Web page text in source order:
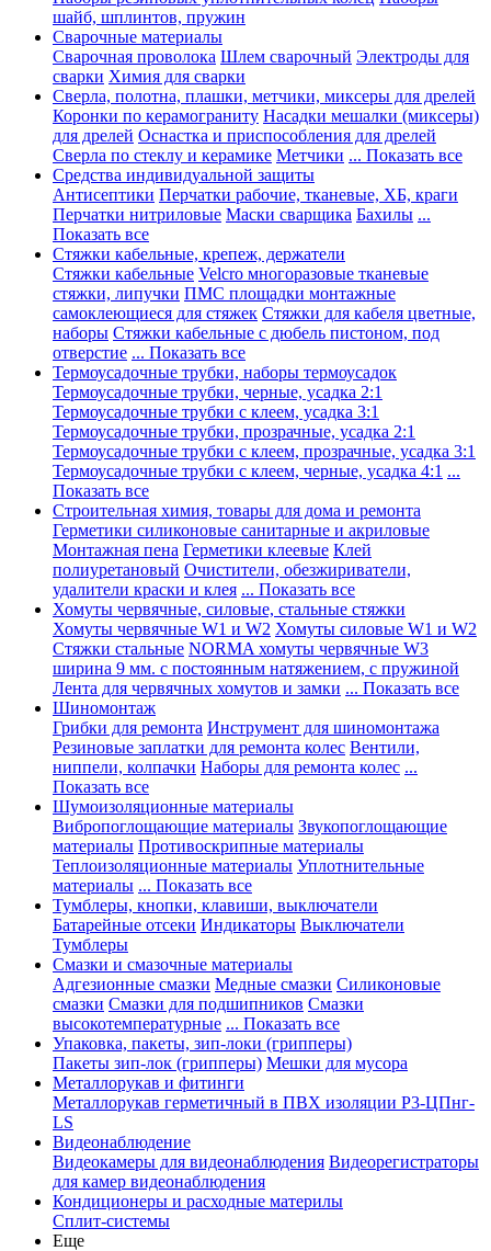
шайб, шплинтов, пружин
Сварочные материалы
Сварочная проволока Шлем сварочный Электроды для
сварки Химия для сварки
Сверла, полотна, плашки, метчики, миксеры для дрелей
Коронки по керамограниту Насадки мешалки (миксеры)
для дрелей Оснастка и приспособления для дрелей
Сверла по стеклу и керамике Метчики ... Показать все
Средства индивидуальной защиты
Антисептики Перчатки рабочие, тканевые, ХБ, краги
Перчатки нитриловые Маски сварщика Бахилы ...
Показать все
Стяжки кабельные, крепеж, держатели
Стяжки кабельные Velcro многоразовые тканевые
стяжки, липучки ПМС площадки монтажные
самоклеющиеся для стяжек Стяжки для кабеля цветные,
наборы Стяжки кабельные с дюбель пистоном, под
отверстие ... Показать все
Термоусадочные трубки, наборы термоусадок
Термоусадочные трубки, черные, усадка 2:1
Термоусадочные трубки с клеем, усадка 3:1
Термоусадочные трубки, прозрачные, усадка 2:1
Термоусадочные трубки с клеем, прозрачные, усадка 3:1
Термоусадочные трубки с клеем, черные, усадка 4:1 ...
Показать все
Строительная химия, товары для дома и ремонта
Герметики силиконовые санитарные и акриловые
Монтажная пена Герметики клеевые Клей
полиуретановый Очистители, обезжириватели,
удалители краски и клея ... Показать все
Хомуты червячные, силовые, стальные стяжки
Хомуты червячные W1 и W2 Хомуты силовые W1 и W2
Стяжки стальные NORMA хомуты червячные W3
ширина 9 мм. с постоянным натяжением, с пружиной
Лента для червячных хомутов и замки ... Показать все
Шиномонтаж
Грибки для ремонта Инструмент для шиномонтажа
Резиновые заплатки для ремонта колес Вентили,
ниппели, колпачки Наборы для ремонта колес ...
Показать все
Шумоизоляционные материалы
Вибропоглощающие материалы Звукопоглощающие
материалы Противоскрипные материалы
Теплоизоляционные материалы Уплотнительные
материалы ... Показать все
Тумблеры, кнопки, клавиши, выключатели
Батарейные отсеки Индикаторы Выключатели
Тумблеры
Смазки и смазочные материалы
Адгезионные смазки Медные смазки Силиконовые
смазки Смазки для подшипников Смазки
высокотемпературные ... Показать все
Упаковка, пакеты, зип-локи (грипперы)
Пакеты зип-лок (грипперы) Мешки для мусора
Металлорукав и фитинги
Металлорукав герметичный в ПВХ изоляции Р3-ЦПнг-
LS
Видеонаблюдение
Видеокамеры для видеонаблюдения Видеорегистраторы
для камер видеонаблюдения
Кондиционеры и расходные материлы
Сплит-системы
Еще